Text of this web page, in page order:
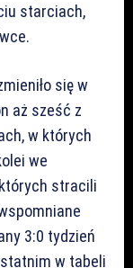
starciach,
się w
aż sześć z
w których
we
stracili
3:0 tydzień
w tabeli